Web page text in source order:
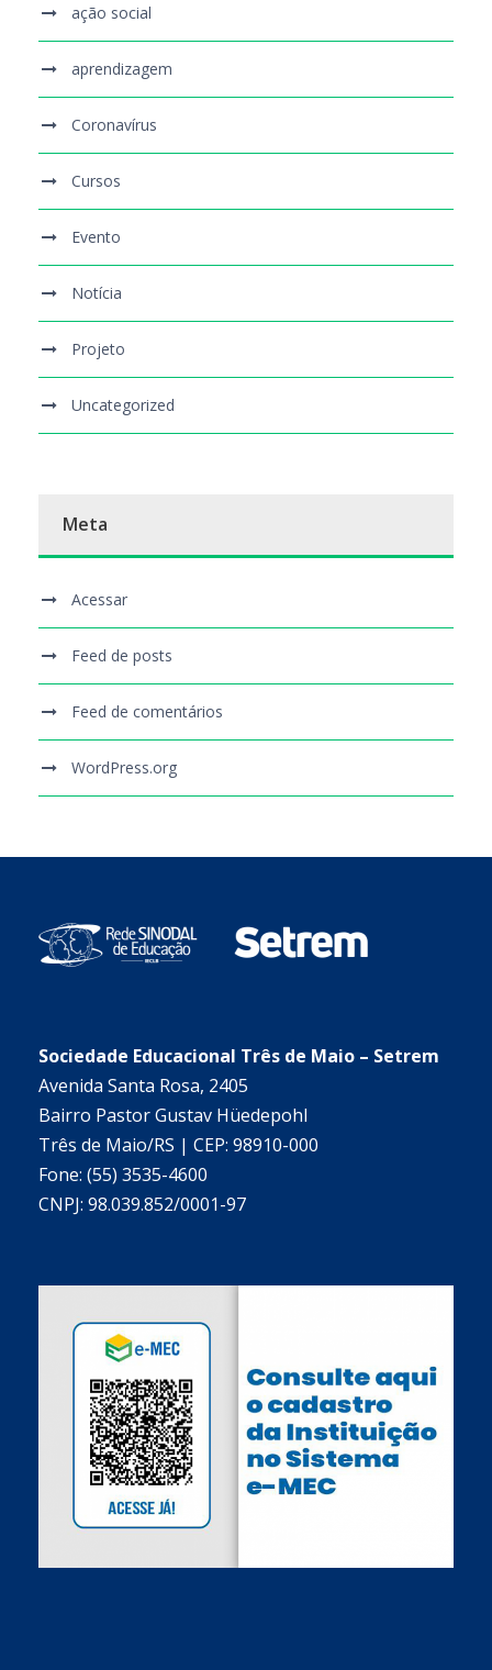
ação social
aprendizagem
Coronavírus
Cursos
Evento
Notícia
Projeto
Uncategorized
Meta
Acessar
Feed de posts
Feed de comentários
WordPress.org
Sociedade Educacional Três de Maio – Setrem
Avenida Santa Rosa, 2405
Bairro Pastor Gustav Hüedepohl
Três de Maio/RS | CEP: 98910-000
Fone: (55) 3535-4600
CNPJ: 98.039.852/0001-97